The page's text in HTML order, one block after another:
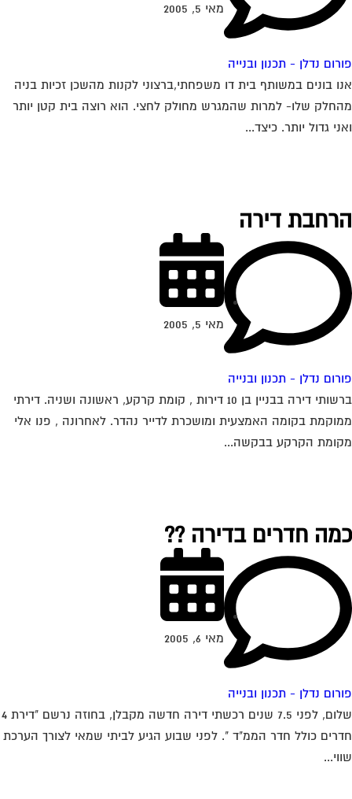
נדלן - תכנון ובנייה
מאי 5, 2005
בונים במשותף בית דו משפחתי,ברצוני לקנות מהשכן זכיות בניה
שלו- למרות שהמגרש מחולק לחצי. הוא רוצה בית קטן יותר
גדול יותר. כיצד...
דירה
נדלן - תכנון ובנייה
מאי 5, 2005
ברשותי דירה בבניין בן 10 דירות , קומת קרקע, ראשונה ושניה. דירתי
בקומה האמצעית ומושכרת לדייר נהדר. לאחרונה , פנו אלי
הקרקע בבקשה...
חדרים בדירה ??
נדלן - תכנון ובנייה
מאי 6, 2005
שלום, לפני 7.5 שנים רכשתי דירה חדשה מקבלן, בחוזה נרשם "דירת 4
כולל חדר הממ"ד ". לפני שבוע הגיע לביתי שמאי לצורך הערכת